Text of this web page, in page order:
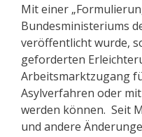
Mit einer
Bundesministeriums
veröffentlicht wurde,
geforderten
Arbeitsmarktzugang
Asylverfahren oder
werden können. Seit
und andere